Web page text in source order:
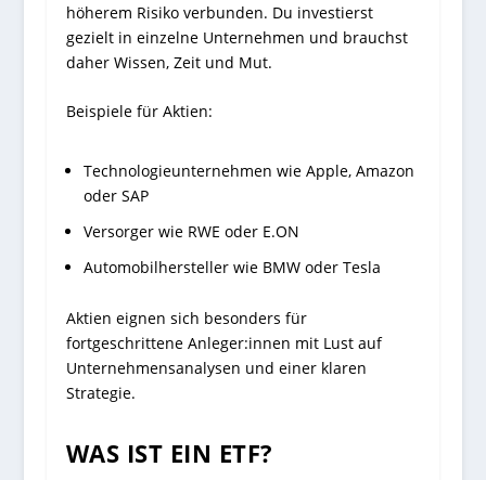
höherem Risiko verbunden. Du investierst
gezielt in einzelne Unternehmen und brauchst
daher Wissen, Zeit und Mut.
Beispiele für Aktien:
Technologieunternehmen wie Apple, Amazon
oder SAP
Versorger wie RWE oder E.ON
Automobilhersteller wie BMW oder Tesla
Aktien eignen sich besonders für
fortgeschrittene Anleger:innen mit Lust auf
Unternehmensanalysen und einer klaren
Strategie.
WAS IST EIN ETF?